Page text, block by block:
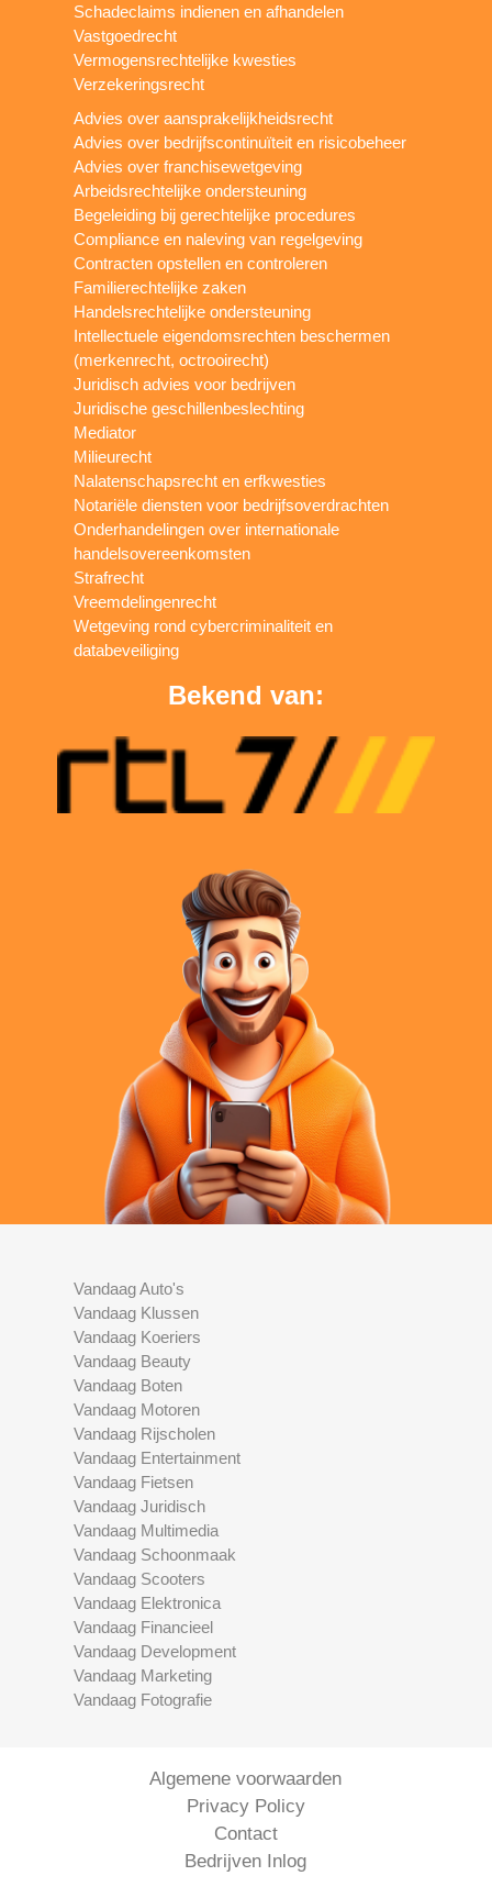
Schadeclaims indienen en afhandelen
Vastgoedrecht
Vermogensrechtelijke kwesties
Verzekeringsrecht
Advies over aansprakelijkheidsrecht
Advies over bedrijfscontinuïteit en risicobeheer
Advies over franchisewetgeving
Arbeidsrechtelijke ondersteuning
Begeleiding bij gerechtelijke procedures
Compliance en naleving van regelgeving
Contracten opstellen en controleren
Familierechtelijke zaken
Handelsrechtelijke ondersteuning
Intellectuele eigendomsrechten beschermen
(merkenrecht, octrooirecht)
Juridisch advies voor bedrijven
Juridische geschillenbeslechting
Mediator
Milieurecht
Nalatenschapsrecht en erfkwesties
Notariële diensten voor bedrijfsoverdrachten
Onderhandelingen over internationale
handelsovereenkomsten
Strafrecht
Vreemdelingenrecht
Wetgeving rond cybercriminaliteit en
databeveiliging
Bekend van:
Vandaag Auto's
Vandaag Klussen
Vandaag Koeriers
Vandaag Beauty
Vandaag Boten
Vandaag Motoren
Vandaag Rijscholen
Vandaag Entertainment
Vandaag Fietsen
Vandaag Juridisch
Vandaag Multimedia
Vandaag Schoonmaak
Vandaag Scooters
Vandaag Elektronica
Vandaag Financieel
Vandaag Development
Vandaag Marketing
Vandaag Fotografie
Algemene voorwaarden
Privacy Policy
Contact
Bedrijven Inlog